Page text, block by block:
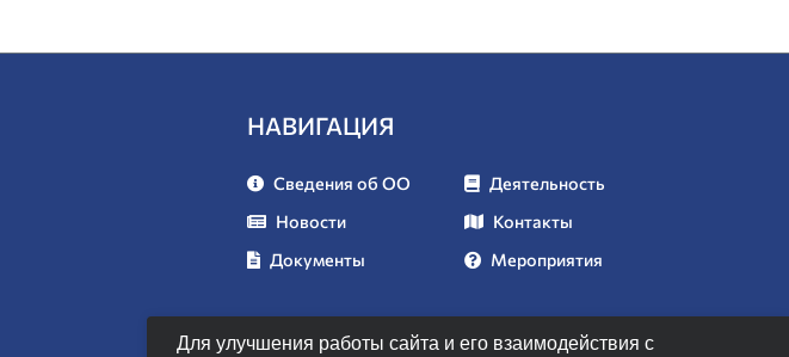
НАВИГАЦИЯ
Сведения об ОО
Новости
Документы
Деятельность
Контакты
Мероприятия
Для улучшения работы сайта и его взаимодействия с